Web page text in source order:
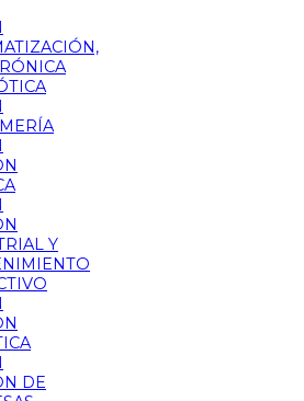
Y
DE